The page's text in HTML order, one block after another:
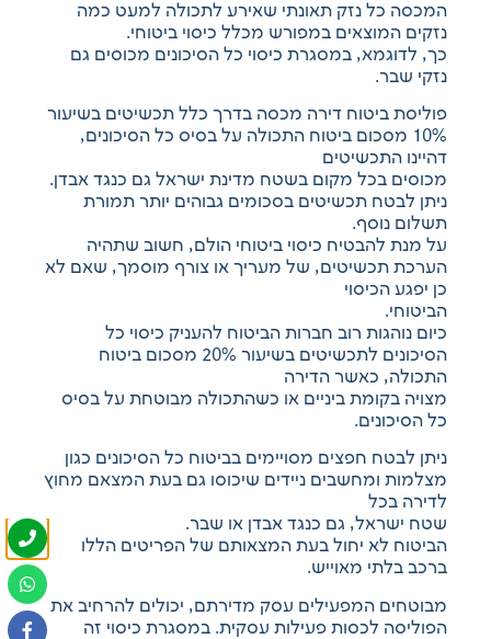
המכסה כל נזק תאונתי שאירע לתכולה למעט כמה
נזקים המוצאים במפורש מכלל כיסוי ביטוחי.
כך, לדוגמא, במסגרת כיסוי כל הסיכונים מכוסים גם
נזקי שבר.
פוליסת ביטוח דירה מכסה בדרך כלל תכשיטים בשיעור
10% מסכום ביטוח התכולה על בסיס כל הסיכונים,
דהיינו התכשיטים
מכוסים בכל מקום בשטח מדינת ישראל גם כנגד אבדן.
ניתן לבטח תכשיטים בסכומים גבוהים יותר תמורת
תשלום נוסף.
על מנת להבטיח כיסוי ביטוחי הולם, חשוב שתהיה
הערכת תכשיטים, של מעריך או צורף מוסמך, שאם לא
כן יפגע הכיסוי
הביטוחי.
כיום נוהגות רוב חברות הביטוח להעניק כיסוי כל
הסיכונים לתכשיטים בשיעור 20% מסכום ביטוח
התכולה, כאשר הדירה
מצויה בקומת ביניים או כשהתכולה מבוטחת על בסיס
כל הסיכונים.
ניתן לבטח חפצים מסויימים בביטוח כל הסיכונים כגון
מצלמות ומחשבים ניידים שיכוסו גם בעת המצאם מחוץ
לדירה בכל
שטח ישראל, גם כנגד אבדן או שבר.
הביטוח לא יחול בעת המצאותם של הפריטים הללו
ברכב בלתי מאוייש.
מבוטחים המפעילים עסק מדירתם, יכולים להרחיב את
הפוליסה לכסות פעילות עסקית. במסגרת כיסוי זה